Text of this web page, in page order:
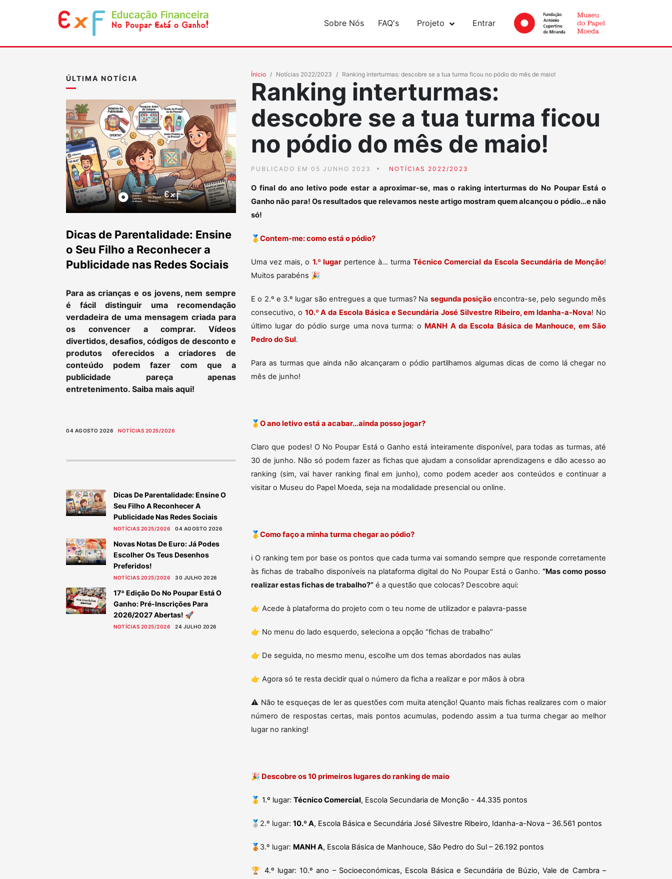
Sobre Nós FAQ's Projeto Entrar
ÚLTIMA NOTÍCIA
Dicas de Parentalidade: Ensine
o Seu Filho a Reconhecer a
Publicidade nas Redes Sociais
Para as crianças e os jovens, nem sempre
é fácil distinguir uma recomendação
verdadeira de uma mensagem criada para
os convencer a comprar. Vídeos
divertidos, desafios, códigos de desconto e
produtos oferecidos a criadores de
conteúdo podem fazer com que a
publicidade pareça apenas
entretenimento. Saiba mais aqui!
04 AGOSTO 2026 NOTÍCIAS 2025/2026
Dicas De Parentalidade: Ensine O
Seu Filho A Reconhecer A
Publicidade Nas Redes Sociais
NOTÍCIAS 2025/2026 04 AGOSTO 2026
Novas Notas De Euro: Já Podes
Escolher Os Teus Desenhos
Preferidos!
NOTÍCIAS 2025/2026 30 JULHO 2026
17ª Edição Do No Poupar Está O
Ganho: Pré-Inscrições Para
2026/2027 Abertas! 🚀
NOTÍCIAS 2025/2026 24 JULHO 2026
Ínicio Notícias 2022/2023 Ranking interturmas: descobre se a tua turma ficou no pódio do mês de maio!
Ranking interturmas:
descobre se a tua turma ficou
no pódio do mês de maio!
PUBLICADO EM 05 JUNHO 2023 NOTÍCIAS 2022/2023
O final do ano letivo pode estar a aproximar-se, mas o raking interturmas do No Poupar Está o
Ganho não para! Os resultados que relevamos neste artigo mostram quem alcançou o pódio…e não
só!
🥇 Contem-me: como está o pódio?
Uma vez mais, o 1.º lugarpertence à... turmaTécnico Comercial da Escola Secundária de Monção!
Muitos parabéns 🎉
E o 2.º e 3.º lugar são entregues a que turmas? Na segunda posiçãoencontra-se, pelo segundo mês
consecutivo, o 10.º A da Escola Básica e Secundária José Silvestre Ribeiro, em Idanha-a-Nova! No
último lugar do pódio surge uma nova turma: o MANH A da Escola Básica de Manhouce, em São
Pedro do Sul.
Para as turmas que ainda não alcançaram o pódio partilhamos algumas dicas de como lá chegar no
mês de junho!
🥇 O ano letivo está a acabar…ainda posso jogar?
Claro que podes! O No Poupar Está o Ganho está inteiramente disponível, para todas as turmas, até
30 de junho. Não só podem fazer as fichas que ajudam a consolidar aprendizagens e dão acesso ao
ranking (sim, vai haver ranking final em junho), como podem aceder aos conteúdos e continuar a
visitar o Museu do Papel Moeda, seja na modalidade presencial ou online.
🥇 Como faço a minha turma chegar ao pódio?
ℹ️ O ranking tem por base os pontos que cada turma vai somando sempre que responde corretamente
às fichas de trabalho disponíveis na plataforma digital do No Poupar Está o Ganho.“Mas como posso
realizar estas fichas de trabalho?” é a questão que colocas? Descobre aqui:
👉 Acede à plataforma do projeto com o teu nome de utilizador e palavra-passe
👉 No menu do lado esquerdo, seleciona a opção “fichas de trabalho”
👉 De seguida, no mesmo menu, escolhe um dos temas abordados nas aulas
👉 Agora só te resta decidir qual o número da ficha a realizar e por mãos à obra
⚠️ Não te esqueças de ler as questões com muita atenção! Quanto mais fichas realizares com o maior
número de respostas certas, mais pontos acumulas, podendo assim a tua turma chegar ao melhor
lugar no ranking!
🎉 Descobre os 10 primeiros lugares do ranking de maio
🥇 1.º lugar: Técnico Comercial, Escola Secundaria de Monção - 44.335 pontos
🥈2.º lugar: 10.º A, Escola Básica e Secundária José Silvestre Ribeiro, Idanha-a-Nova – 36.561 pontos
🥉3.º lugar: MANH A, Escola Básica de Manhouce, São Pedro do Sul – 26.192 pontos
🏆 4.º lugar: 10.º ano – Socioeconómicas, Escola Básica e Secundária de Búzio, Vale de Cambra –